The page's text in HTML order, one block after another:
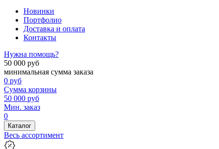
Новинки
Портфолио
Доставка и оплата
Контакты
Нужна помощь?
50 000 руб
минимальная сумма заказа
0 руб
Сумма корзины
50 000 руб
Мин. заказ
0
Каталог
Весь ассортимент